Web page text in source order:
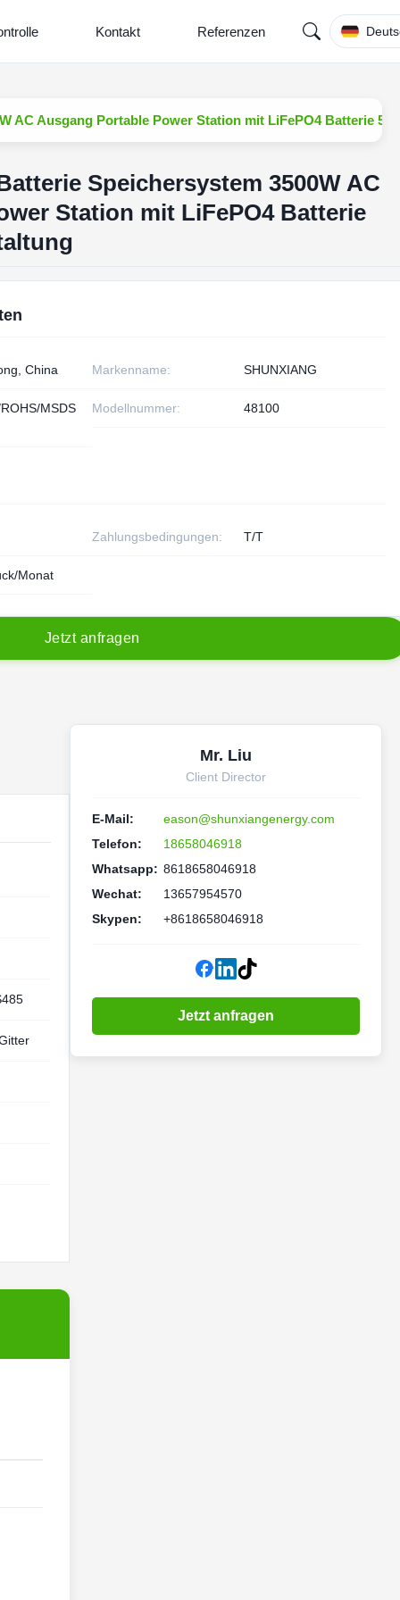
Kontakt Referenzen
AC Ausgang Portable Power Station mit LiFePO4 Batterie
Speichersystem 3500W AC
Station mit LiFePO4 Batterie
China Markenname: SHUNXIANG
MSDS
Modellnummer: 48100
Zahlungsbedingungen: T/T
Monat
Jetzt anfragen
Mr. Liu
Client Director
E-Mail:
eason@shunxiangenergy.com
Telefon:
18658046918
Whatsapp: 8618658046918
Wechat:
13657954570
Skypen:
+8618658046918
Jetzt anfragen